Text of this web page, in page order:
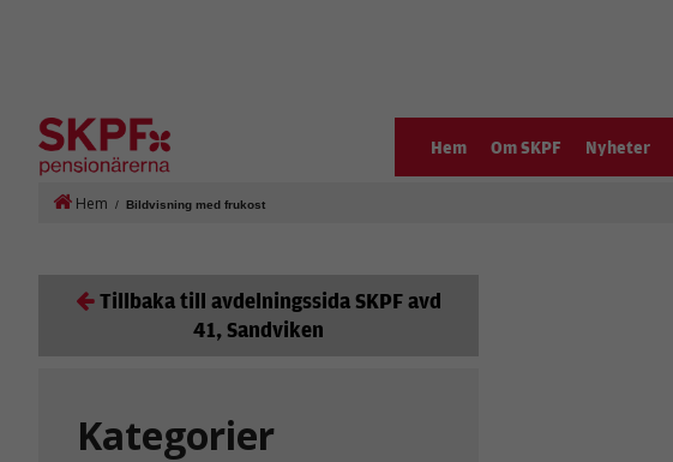
Hem Om SKPF Nyheter
Hem / Bildvisning med frukost
Tillbaka till avdelningssida SKPF avd
41, Sandviken
Kategorier